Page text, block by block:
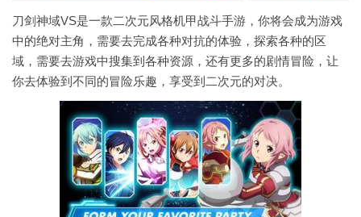
刀剑神域VS是一款二次元风格机甲战斗手游，你将会成为游戏
中的绝对主角，需要去完成各种对抗的体验，探索各种的区
域，需要去游戏中搜集到各种资源，还有更多的剧情冒险，让
你去体验到不同的冒险乐趣，享受到二次元的对决。